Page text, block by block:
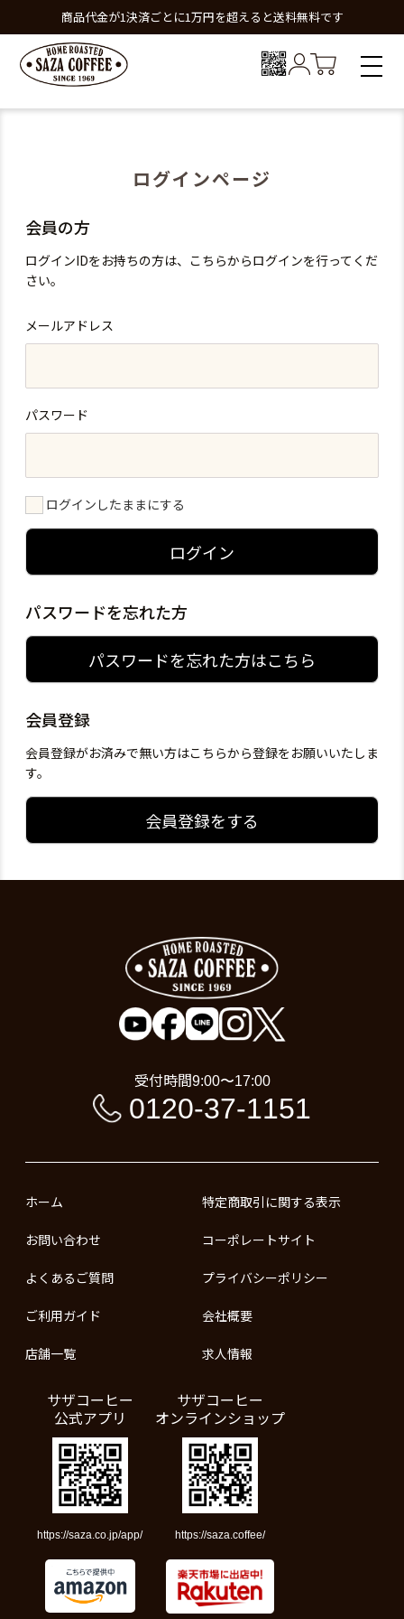
商品代金が1決済ごとに1万円を超えると送料無料です
ログインページ
会員の方
ログインIDをお持ちの方は、こちらからログインを行ってくだ
さい。
メールアドレス
パスワード
ログインしたままにする
ログイン
パスワードを忘れた方
パスワードを忘れた方はこちら
会員登録
会員登録がお済みで無い方はこちらから登録をお願いいたしま
す。
会員登録をする
受付時間9:00〜17:00
0120-37-1151
ホーム
お問い合わせ
よくあるご質問
ご利用ガイド
店舗一覧
特定商取引に関する表示
コーポレートサイト
プライバシーポリシー
会社概要
求人情報
サザコーヒー
公式アプリ
https://saza.co.jp/app/
サザコーヒー
オンラインショップ
https://saza.coffee/